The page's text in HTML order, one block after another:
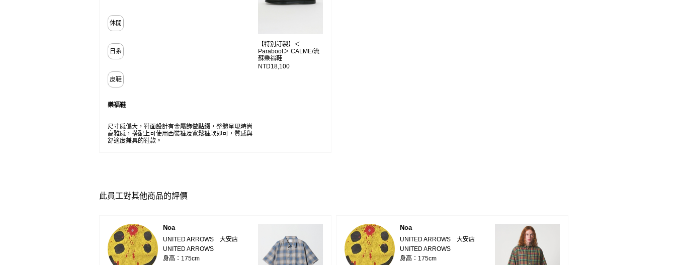
休閒
日系
皮鞋
樂福鞋
尺寸感偏大，鞋面設計有金屬飾做點綴，整體呈現時尚
高雅感，搭配上可使用西裝褲及寬鬆褲款即可，質感與
舒適度兼具的鞋款。
【特別訂製】＜
Paraboot＞ CALME/流
蘇樂福鞋
NTD18,100
此員工對其他商品的評價
Noa
UNITED ARROWS 大安店
UNITED ARROWS
身高：175cm
Noa
UNITED ARROWS 大安店
UNITED ARROWS
身高：175cm